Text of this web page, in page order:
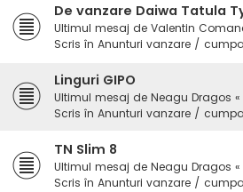
De vanzare Daiwa Tatula
Ultimul mesaj de Valentin
Scris în Anunturi vanzare /
Linguri GIPO
Ultimul mesaj de Neagu Dragos «
Scris în Anunturi vanzare /
TN Slim 8
Ultimul mesaj de Neagu Dragos «
Scris în Anunturi vanzare /